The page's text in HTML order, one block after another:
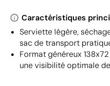
Caractéristiques
Serviette légère,
sac de transport
Format généreux
une visibilité optimale